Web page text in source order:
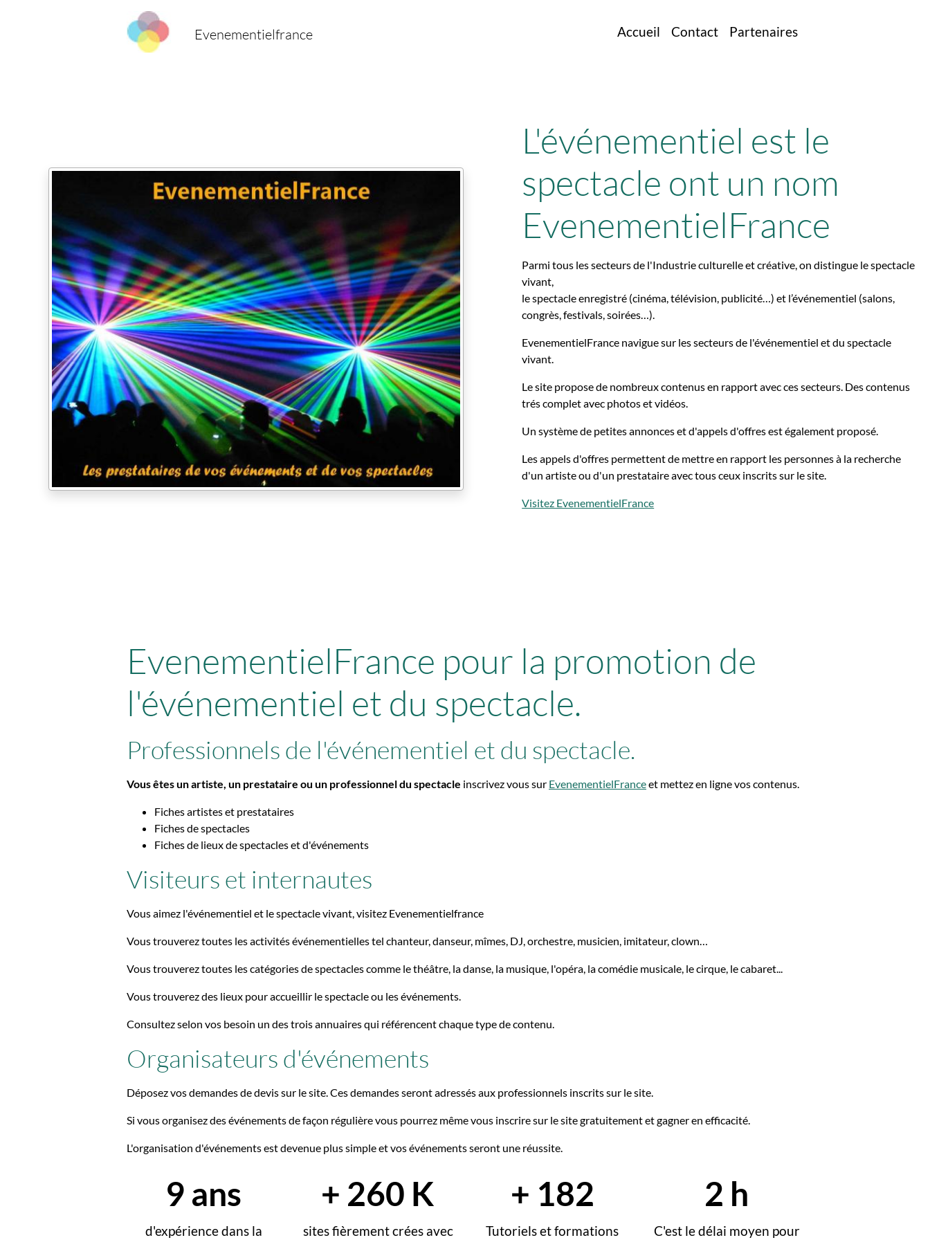
Evenementielfrance Accueil Contact Partenaires
L'événementiel est le
spectacle ont un nom
EvenementielFrance
Parmi tous les secteurs de l'Industrie culturelle et créative, on distingue le spectacle
vivant,
le spectacle enregistré (cinéma, télévision, publicité…) et l’événementiel (salons,
congrès, festivals, soirées…).
EvenementielFrance navigue sur les secteurs de l'événementiel et du spectacle
vivant.
Le site propose de nombreux contenus en rapport avec ces secteurs. Des contenus
trés complet avec photos et vidéos.
Un système de petites annonces et d'appels d'offres est également proposé.
Les appels d'offres permettent de mettre en rapport les personnes à la recherche
d'un artiste ou d'un prestataire avec tous ceux inscrits sur le site.
Visitez EvenementielFrance
EvenementielFrance pour la promotion de
l'événementiel et du spectacle.
Professionnels de l'événementiel et du spectacle.
Vous êtes un artiste, un prestataire ou un professionnel du spectacle inscrivez vous sur EvenementielFranceet mettez en ligne vos contenus.
Fiches artistes et prestataires
Fiches de spectacles
Fiches de lieux de spectacles et d'événements
Visiteurs et internautes
Vous aimez l'événementiel et le spectacle vivant, visitez Evenementielfrance
Vous trouverez toutes les activités événementielles tel chanteur, danseur, mîmes, DJ, orchestre, musicien, imitateur, clown…
Vous trouverez toutes les catégories de spectacles comme le théâtre, la danse, la musique, l'opéra, la comédie musicale, le cirque, le cabaret...
Vous trouverez des lieux pour accueillir le spectacle ou les événements.
Consultez selon vos besoin un des trois annuaires qui référencent chaque type de contenu.
Organisateurs d'événements
Déposez vos demandes de devis sur le site. Ces demandes seront adressés aux professionnels inscrits sur le site.
Si vous organisez des événements de façon régulière vous pourrez même vous inscrire sur le site gratuitement et gagner en efficacité.
L'organisation d'événements est devenue plus simple et vos événements seront une réussite.
11ans
d'expérience dans la
+ 320 K
sites fièrement crées avec
+ 224
Tutoriels et formations
3 h
C'est le délai moyen pour